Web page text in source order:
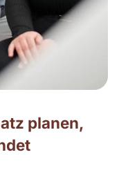
planen,